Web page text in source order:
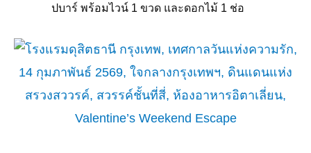
ปบาร์ พร้อมไวน์ 1 ขวด และดอกไม้ 1 ช่อ